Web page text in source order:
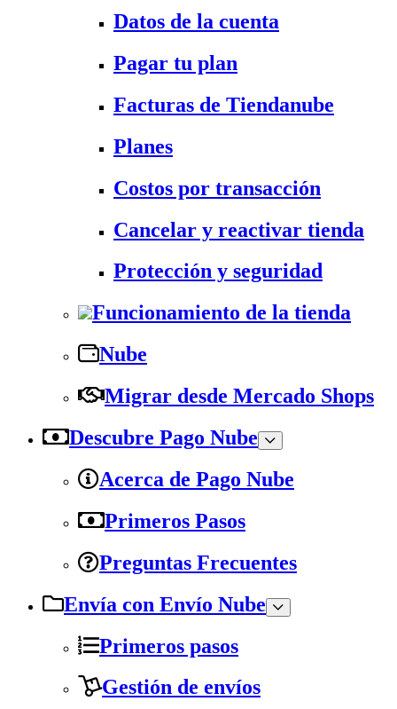
Datos de la cuenta
Pagar tu plan
Facturas de Tiendanube
Planes
Costos por transacción
Cancelar y reactivar tienda
Protección y seguridad
Funcionamiento de la tienda
Nube
Migrar desde Mercado Shops
Descubre Pago Nube
Acerca de Pago Nube
Primeros Pasos
Preguntas Frecuentes
Envía con Envío Nube
Primeros pasos
Gestión de envíos